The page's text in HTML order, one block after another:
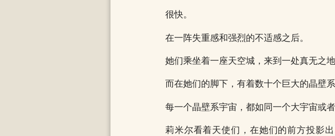
很快。
在一阵失重感和强烈的不适感之后。
她们乘坐着一座天空城，来到一处真无之地
而在她们的脚下，有着数十个巨大的晶壁系
每一个晶壁系宇宙，都如同一个大宇宙或者
莉米尔看着天使们，在她们的前方投影